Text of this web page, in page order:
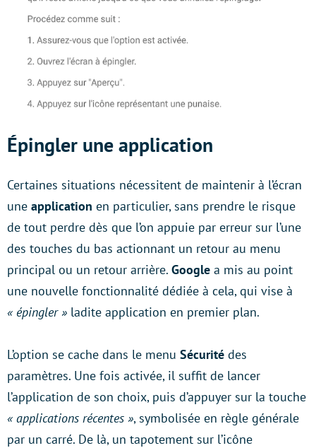
Épingler une application
Certaines situations nécessitent de maintenir à l’écran
une application en particulier, sans prendre le risque
de tout perdre dès que l’on appuie par erreur sur l’une
des touches du bas actionnant un retour au menu
principal ou un retour arrière. Google a mis au point
une nouvelle fonctionnalité dédiée à cela, qui vise à
« épingler » ladite application en premier plan.
L’option se cache dans le menu Sécurité des
paramètres. Une fois activée, il suffit de lancer
l’application de son choix, puis d’appuyer sur la touche
« applications récentes », symbolisée en règle générale
par un carré. De là, un tapotement sur l’icône